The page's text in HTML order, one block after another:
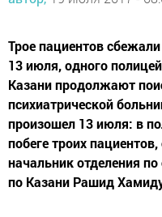
Трое пациентов
13 июля, одного
Казани продолжают
психиатрической
произошел 13 июля: в
побеге троих
начальник отделения
по Казани Рашид